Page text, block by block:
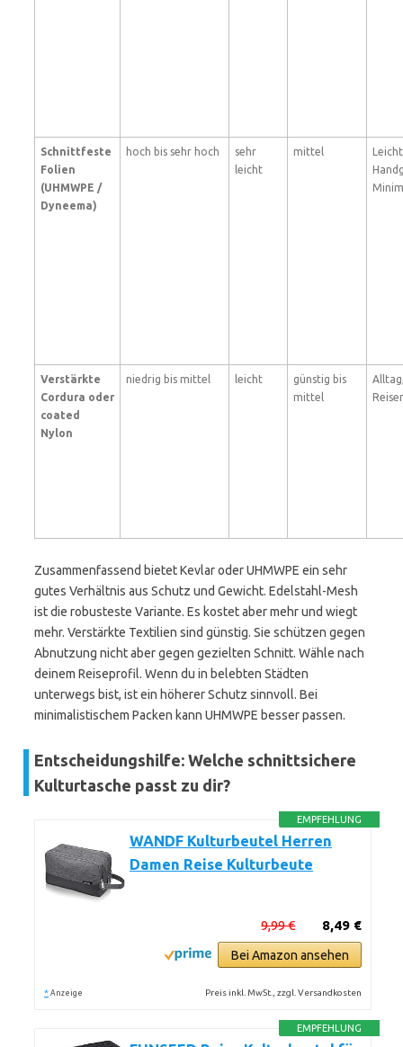
Schnittfeste
Folien
(UHMWPE /
Dyneema)
hoch bis sehr hoch
sehr
leicht
mittel
Verstärkte
Cordura oder
coated
Nylon
niedrig bis mittel leicht
günstig bis
mittel
Zusammenfassend bietet Kevlar oder UHMWPE ein sehr
gutes Verhältnis aus Schutz und Gewicht. Edelstahl-Mesh
ist die robusteste Variante. Es kostet aber mehr und wiegt
mehr. Verstärkte Textilien sind günstig. Sie schützen gegen
Abnutzung nicht aber gegen gezielten Schnitt. Wähle nach
deinem Reiseprofil. Wenn du in belebten Städten
unterwegs bist, ist ein höherer Schutz sinnvoll. Bei
minimalistischem Packen kann UHMWPE besser passen.
Entscheidungshilfe: Welche schnittsichere
Kulturtasche passt zu dir?
EMPFEHLUNG
WANDF Kulturbeutel Herren
Damen Reise Kulturbeute
8,49 €
9,99 €
Bei Amazon ansehen
* Anzeige Preis inkl. MwSt., zzgl. Versandkosten
EMPFEHLUNG